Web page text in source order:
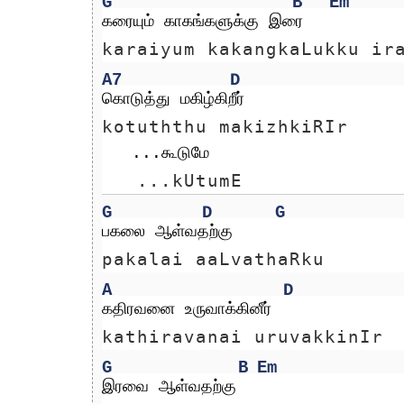
கரையும் காகங்களுக்கு இரை
karaiyum kakangkaLukku
A7
D
கொடுத்து மகிழ்கிறீர்
kotuththu makizhkiRIr
   ...கூடுமே
   ...kUtumE
G
D G
பகலை ஆள்வதற்கு
pakalai aaLvathaRku
A
D
கதிரவனை உருவாக்கினீர்
kathiravanai uruvakkinIr
G
B Em
இரவை ஆள்வதற்கு